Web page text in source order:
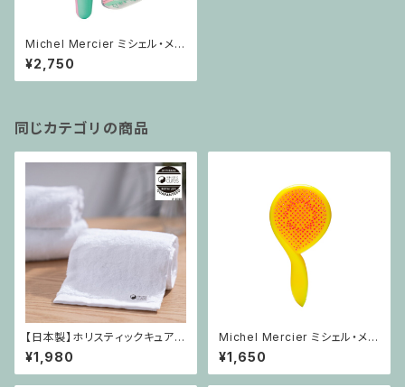
Michel Mercier ミシェル・メル
シエ パステルセット【ヘアブラ
シ】サロン ヘアブラシ 高品質 お
すすめ
¥2,750
同じカテゴリの商品
【日本製】ホリスティックキュア
ヘアドライタオル
¥1,980
Michel Mercier ミシェル・メル
シエ ガーリーブラシ【ヘアブラ
シ】子供用 ヘアブラシ 普通毛
細毛 頭皮 負担軽減 ヘアケア ブ
¥1,650